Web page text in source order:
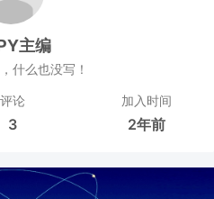
主编
什么也没写！
评论
3
加入时间
2年前